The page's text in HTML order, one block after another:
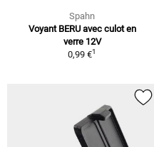
Spahn
Voyant BERU avec culot en
verre 12V
0,99 €1